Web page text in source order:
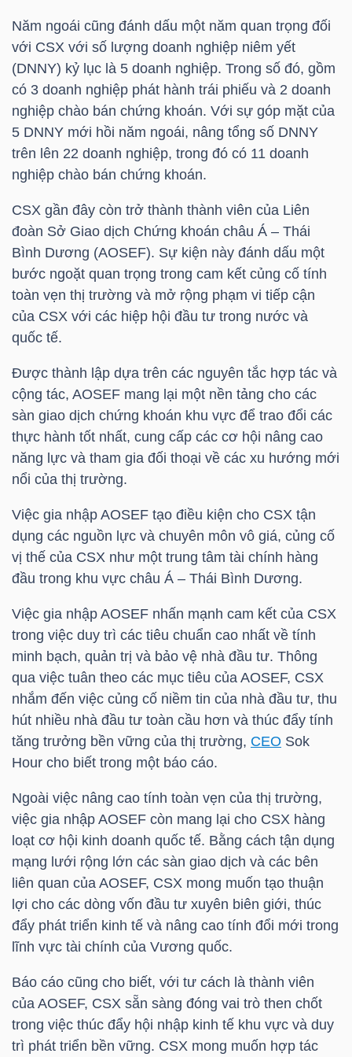
Năm ngoái cũng đánh dấu một năm quan trọng đối
với CSX với số lượng doanh nghiệp niêm yết
(DNNY) kỷ lục là 5 doanh nghiệp. Trong số đó, gồm
có 3 doanh nghiệp phát hành trái phiếu và 2 doanh
nghiệp chào bán chứng khoán. Với sự góp mặt của
5 DNNY mới hồi năm ngoái, nâng tổng số DNNY
trên lên 22 doanh nghiệp, trong đó có 11 doanh
nghiệp chào bán chứng khoán.
CSX gần đây còn trở thành thành viên của Liên
đoàn Sở Giao dịch Chứng khoán châu Á – Thái
Bình Dương (AOSEF). Sự kiện này đánh dấu một
bước ngoặt quan trọng trong cam kết củng cố tính
toàn vẹn thị trường và mở rộng phạm vi tiếp cận
của CSX với các hiệp hội đầu tư trong nước và
quốc tế.
Được thành lập dựa trên các nguyên tắc hợp tác và
cộng tác, AOSEF mang lại một nền tảng cho các
sàn giao dịch chứng khoán khu vực để trao đổi các
thực hành tốt nhất, cung cấp các cơ hội nâng cao
năng lực và tham gia đối thoại về các xu hướng mới
nổi của thị trường.
Việc gia nhập AOSEF tạo điều kiện cho CSX tận
dụng các nguồn lực và chuyên môn vô giá, củng cố
vị thế của CSX như một trung tâm tài chính hàng
đầu trong khu vực châu Á – Thái Bình Dương.
Việc gia nhập AOSEF nhấn mạnh cam kết của CSX
trong việc duy trì các tiêu chuẩn cao nhất về tính
minh bạch, quản trị và bảo vệ nhà đầu tư. Thông
qua việc tuân theo các mục tiêu của AOSEF, CSX
nhắm đến việc củng cố niềm tin của nhà đầu tư, thu
hút nhiều nhà đầu tư toàn cầu hơn và thúc đẩy tính
tăng trưởng bền vững của thị trường, CEO Sok
Hour cho biết trong một báo cáo.
Ngoài việc nâng cao tính toàn vẹn của thị trường,
việc gia nhập AOSEF còn mang lại cho CSX hàng
loạt cơ hội kinh doanh quốc tế. Bằng cách tận dụng
mạng lưới rộng lớn các sàn giao dịch và các bên
liên quan của AOSEF, CSX mong muốn tạo thuận
lợi cho các dòng vốn đầu tư xuyên biên giới, thúc
đẩy phát triển kinh tế và nâng cao tính đổi mới trong
lĩnh vực tài chính của Vương quốc.
Báo cáo cũng cho biết, với tư cách là thành viên
của AOSEF, CSX sẵn sàng đóng vai trò then chốt
trong việc thúc đẩy hội nhập kinh tế khu vực và duy
trì phát triển bền vững. CSX mong muốn hợp tác
THẾ
GIỚI
ĐÔNG
DƯƠNG
PHÂN
TÍCH
VIETSTOCKFINANCE
VĨ
MÔ
NGÀNH
DOANH
PHIẾU
PHÁI
SINH